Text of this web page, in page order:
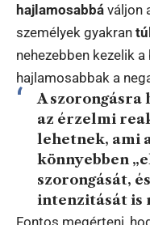
hajlamosabbá váljon
személyek gyakran
nehezebben kezelik
hajlamosabbak a
A szorongásra
az érzelmi
lehetnek, ami
könnyebben
szorongását,
intenzitását is
Fontos megérteni,